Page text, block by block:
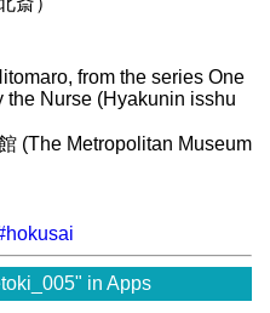
from the series One
the Nurse (Hyakunin isshu
(The Metropolitan Museum
in Apps